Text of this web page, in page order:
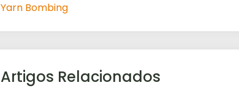
Yarn Bombing
Artigos Relacionados